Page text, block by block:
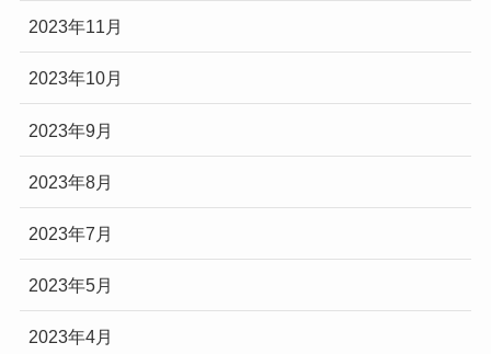
2023年11月
2023年10月
2023年9月
2023年8月
2023年7月
2023年5月
2023年4月